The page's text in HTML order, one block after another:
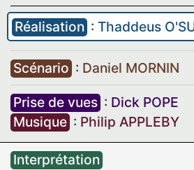
Réalisation : Thaddeus
Scénario : Daniel MORNIN
Prise de vues : Dick POPE
Musique : Philip APPLEBY
Interprétation